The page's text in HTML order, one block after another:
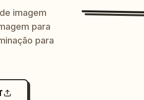
imagem
para
para